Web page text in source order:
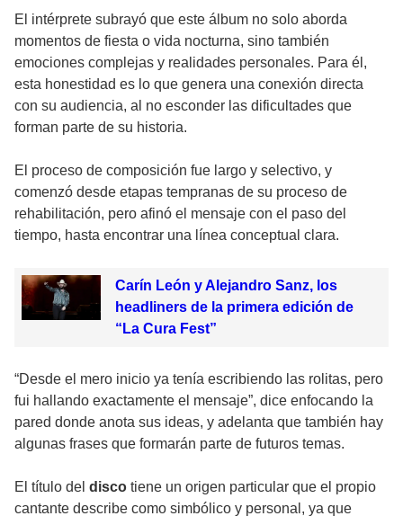
El intérprete subrayó que este álbum no solo aborda
momentos de fiesta o vida nocturna, sino también
emociones complejas y realidades personales. Para él,
esta honestidad es lo que genera una conexión directa
con su audiencia, al no esconder las dificultades que
forman parte de su historia.
El proceso de composición fue largo y selectivo, y
comenzó desde etapas tempranas de su proceso de
rehabilitación, pero afinó el mensaje con el paso del
tiempo, hasta encontrar una línea conceptual clara.
Carín León y Alejandro Sanz, los
headliners de la primera edición de
“La Cura Fest”
“Desde el mero inicio ya tenía escribiendo las rolitas, pero
fui hallando exactamente el mensaje”, dice enfocando la
pared donde anota sus ideas, y adelanta que también hay
algunas frases que formarán parte de futuros temas.
El título del disco tiene un origen particular que el propio
cantante describe como simbólico y personal, ya que